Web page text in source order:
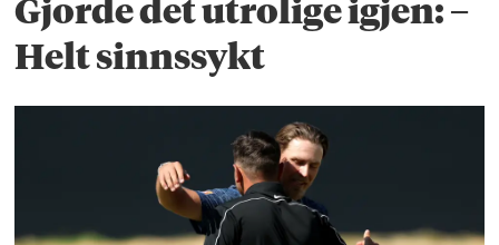
Gjorde det utrolige igjen: –
Helt sinnssykt